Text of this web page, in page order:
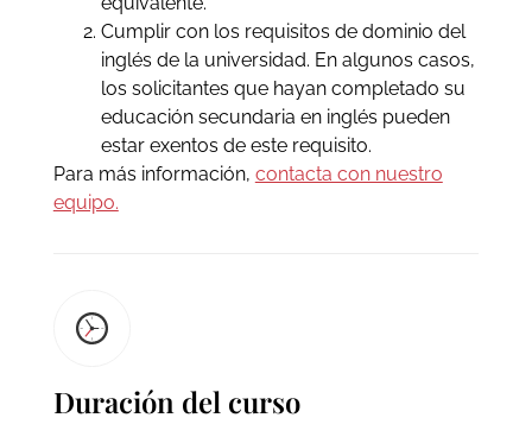
Cumplir con los requisitos de dominio del
inglés de la universidad. En algunos casos,
los solicitantes que hayan completado su
educación secundaria en inglés pueden
estar exentos de este requisito.
Para más información, contacta con nuestro
equipo.
Duración del curso